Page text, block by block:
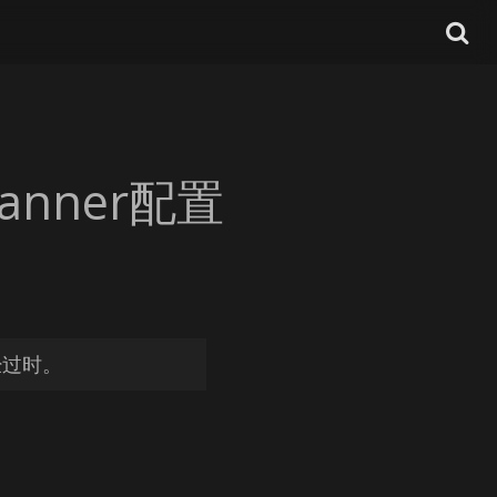
配置
时。